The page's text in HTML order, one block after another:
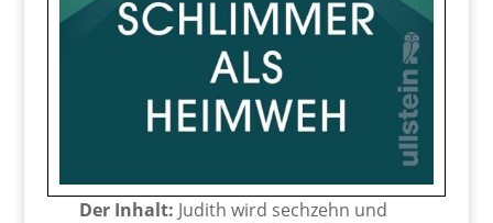
Der Inhalt: Judith wird sechzehn und